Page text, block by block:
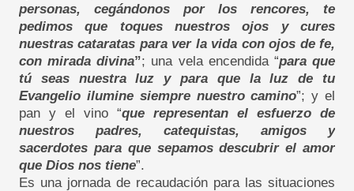
personas, cegándonos por los rencores, te
pedimos que toques nuestros ojos y cures
nuestras cataratas para ver la vida con ojos de fe,
con mirada divina”; una vela encendida “para que
tú seas nuestra luz y para que la luz de tu
Evangelio ilumine siempre nuestro camino”; y el
pan y el vino “que representan el esfuerzo de
nuestros padres, catequistas, amigos y
sacerdotes para que sepamos descubrir el amor
que Dios nos tiene”.
Es una jornada de recaudación para las situaciones